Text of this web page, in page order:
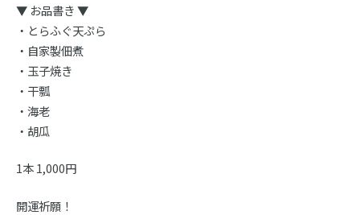
▼ お品書き ▼
・とらふぐ天ぷら
・自家製佃煮
・玉子焼き
・干瓢
・海老
・胡瓜
1本 1,000円
開運祈願！